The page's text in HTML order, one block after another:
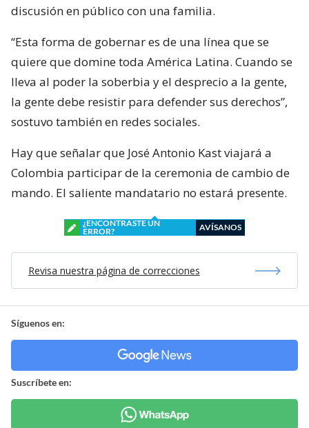
discusión en público con una familia.
“Esta forma de gobernar es de una línea que se
quiere que domine toda América Latina. Cuando se
lleva al poder la soberbia y el desprecio a la gente,
la gente debe resistir para defender sus derechos”,
sostuvo también en redes sociales.
Hay que señalar que José Antonio Kast viajará a
Colombia participar de la ceremonia de cambio de
mando. El saliente mandatario no estará presente.
¿ENCONTRASTE UN
ERROR?
AVÍSANOS
Revisa nuestra página de correcciones
Síguenos en:
Suscríbete en: